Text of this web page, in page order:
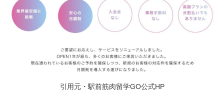
引用元・駅前筋肉留学GO公式HP